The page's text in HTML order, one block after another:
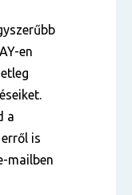
en
a
is
mailben